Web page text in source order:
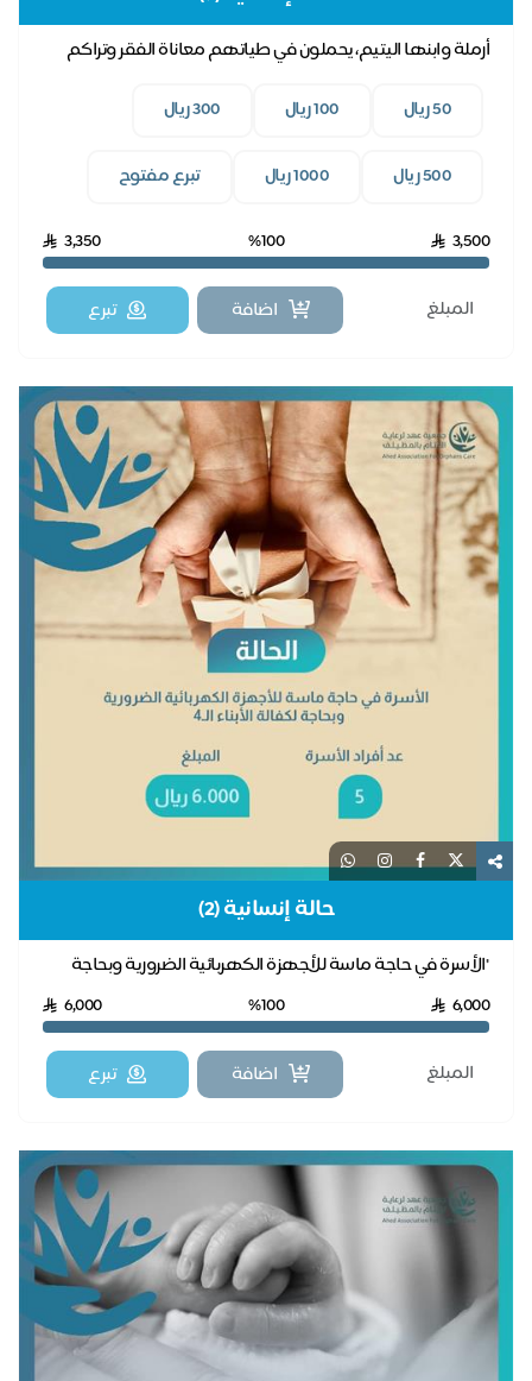
أرملة وابنها اليتيم، يحملون في طياتهم معاناة الفقر وتراكم
1000 ريال تبرع مفتوح
3,500
%100
3,350
اضافة تبرع
حالة إنسانية (2)
"الأسرة في حاجة ماسة للأجهزة الكهربائية الضرورية وبحاجة
لكفالة الأبناء الـ4 "
6,000
%100
6,000
اضافة تبرع